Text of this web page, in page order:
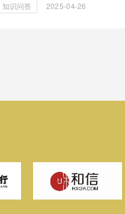
知识问答 2025-04-26